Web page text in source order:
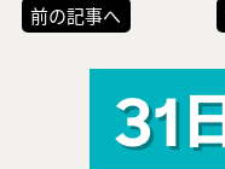
前の記事へ